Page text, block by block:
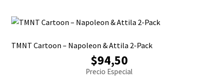
TMNT Cartoon – Napoleon & Attila 2-Pack
$94,50
Precio Especial